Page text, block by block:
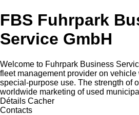
FBS Fuhrpark
Service GmbH
Welcome to Fuhrpark Business
fleet management provider on vehicle
special-purpose use. The strength of
worldwide marketing of used
Détails Cacher
Contacts